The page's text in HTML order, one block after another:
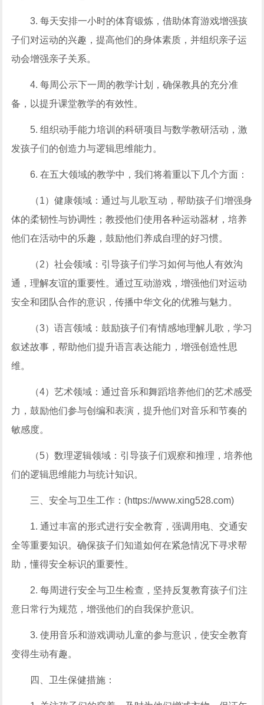
3. 每天安排一小时的体育锻炼，借助体育游戏增强孩
子们对运动的兴趣，提高他们的身体素质，并组织亲子运
动会增强亲子关系。
4. 每周公示下一周的教学计划，确保教具的充分准
备，以提升课堂教学的有效性。
5. 组织动手能力培训的科研项目与数学教研活动，激
发孩子们的创造力与逻辑思维能力。
6. 在五大领域的教学中，我们将着重以下几个方面：
（1）健康领域：通过与儿歌互动，帮助孩子们增强身
体的柔韧性与协调性；教授他们使用各种运动器材，培养
他们在活动中的乐趣，鼓励他们养成自理的好习惯。
（2）社会领域：引导孩子们学习如何与他人有效沟
通，理解友谊的重要性。通过互动游戏，增强他们对运动
安全和团队合作的意识，传播中华文化的优雅与魅力。
（3）语言领域：鼓励孩子们有情感地理解儿歌，学习
叙述故事，帮助他们提升语言表达能力，增强创造性思
维。
（4）艺术领域：通过音乐和舞蹈培养他们的艺术感受
力，鼓励他们参与创编和表演，提升他们对音乐和节奏的
敏感度。
（5）数理逻辑领域：引导孩子们观察和推理，培养他
们的逻辑思维能力与统计知识。
三、安全与卫生工作：(https://www.xing528.com)
1. 通过丰富的形式进行安全教育，强调用电、交通安
全等重要知识。确保孩子们知道如何在紧急情况下寻求帮
助，懂得安全标识的重要性。
2. 每周进行安全与卫生检查，坚持反复教育孩子们注
意日常行为规范，增强他们的自我保护意识。
3. 使用音乐和游戏调动儿童的参与意识，使安全教育
变得生动有趣。
四、卫生保健措施：